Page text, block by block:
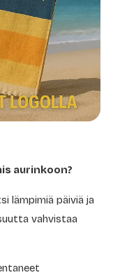
aurinkoon?
lämpimiä päiviä ja
vahvistaa